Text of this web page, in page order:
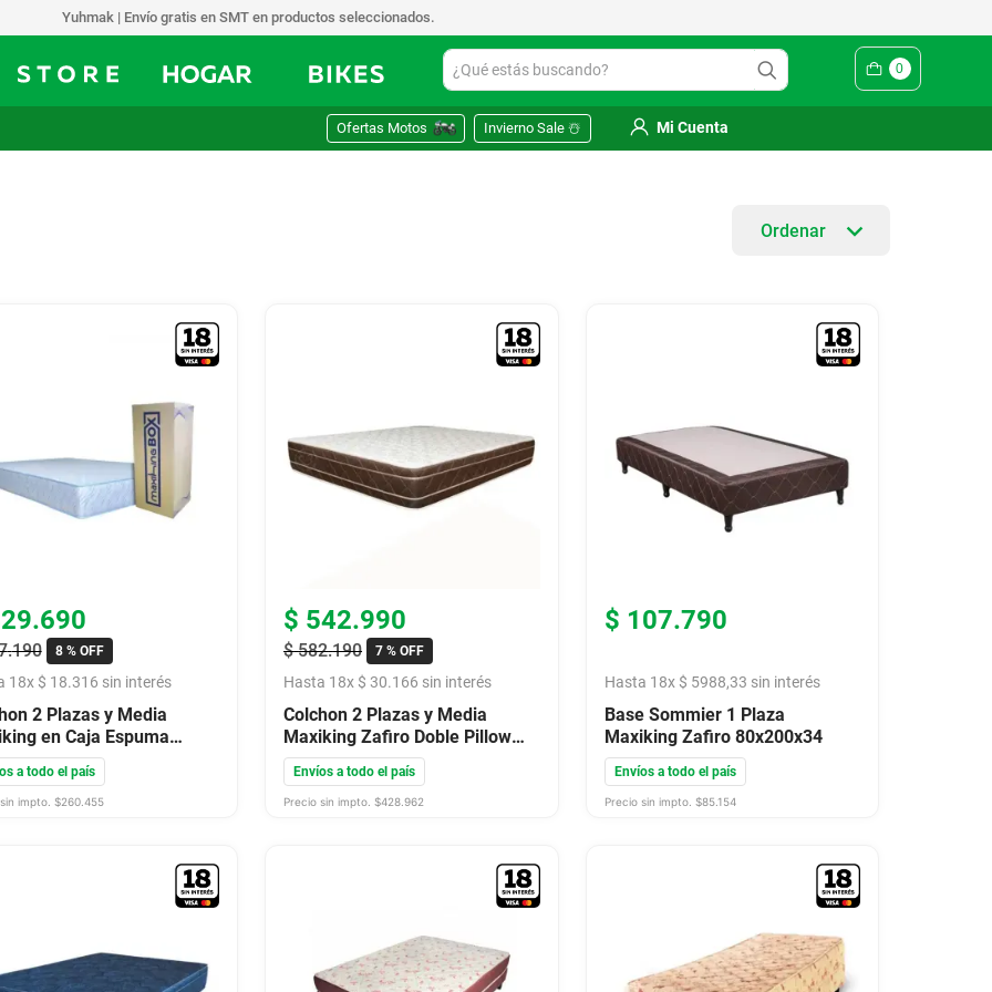
Yuhmak | Envío gratis en SMT en productos seleccionados.
¿Qué estás buscando? 0
Ofertas Motos Invierno Sale ☃️ Mi Cuenta
.690
.190 8 %OFF
18x $ 18.316 sin interés
2 Plazas y Media
en Caja Espuma
De Punto 140X190X22
a todo el país
impto. $260.455
$ 542.990
$ 582.190 7 % OFF
Hasta 18x $ 30.166 sin interés
Colchon 2 Plazas y Media
Maxiking Zafiro Doble Pillow
160x200x30
Envíos a todo el país
Precio sin impto. $428.962
$ 107.790
Hasta 18x $ 5988,33 sin interés
Base Sommier 1 Plaza
Maxiking Zafiro 80x200x34
Envíos a todo el país
Precio sin impto. $85.154